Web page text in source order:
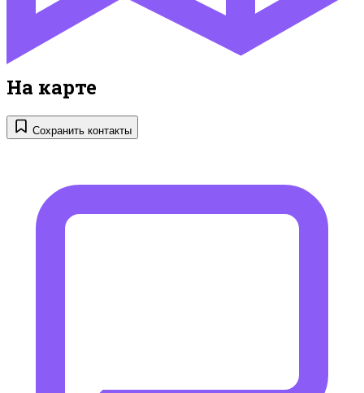
На карте
Сохранить контакты